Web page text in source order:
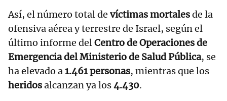
Así, el número total de víctimas mortalesde la
ofensiva aérea y terrestre de Israel, según el
último informe delCentro de Operaciones de
Emergencia del Ministerio de Salud Pública, se
ha elevado a1.461 personas, mientras que los
heridosalcanzan ya los4.430.